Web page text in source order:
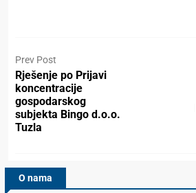
Prev Post
Rješenje po Prijavi
koncentracije
gospodarskog
subjekta Bingo d.o.o.
Tuzla
O nama